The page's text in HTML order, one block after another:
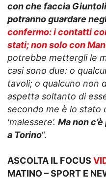
con che faccia
potranno guardare
confermo: i contatti
stati; non solo con
potrebbe mettergli le
casi sono due: o
tavoli; o qualcuno non
aspetta soltanto di
secondo me è lo stato
‘malessere’. Ma non
a Torino“.
ASCOLTA IL FOCUS
MATINO – SPORT E